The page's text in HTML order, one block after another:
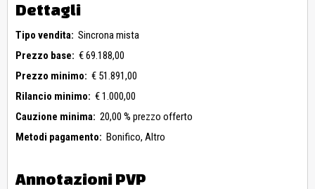
Dettagli
Tipo vendita: Sincrona mista
Prezzo base: € 69.188,00
Prezzo minimo: € 51.891,00
Rilancio minimo: € 1.000,00
Cauzione minima: 20,00 % prezzo offerto
Metodi pagamento: Bonifico, Altro
Annotazioni PVP